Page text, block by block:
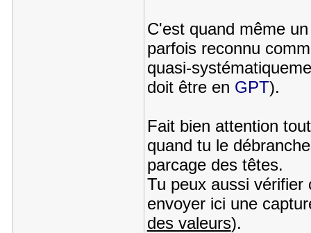
C'est quand même
parfois reconnu
quasi-
doit être en GPT).
Fait bien attention
quand tu le
parcage des têtes.
Tu peux aussi
envoyer ici une
des valeurs).